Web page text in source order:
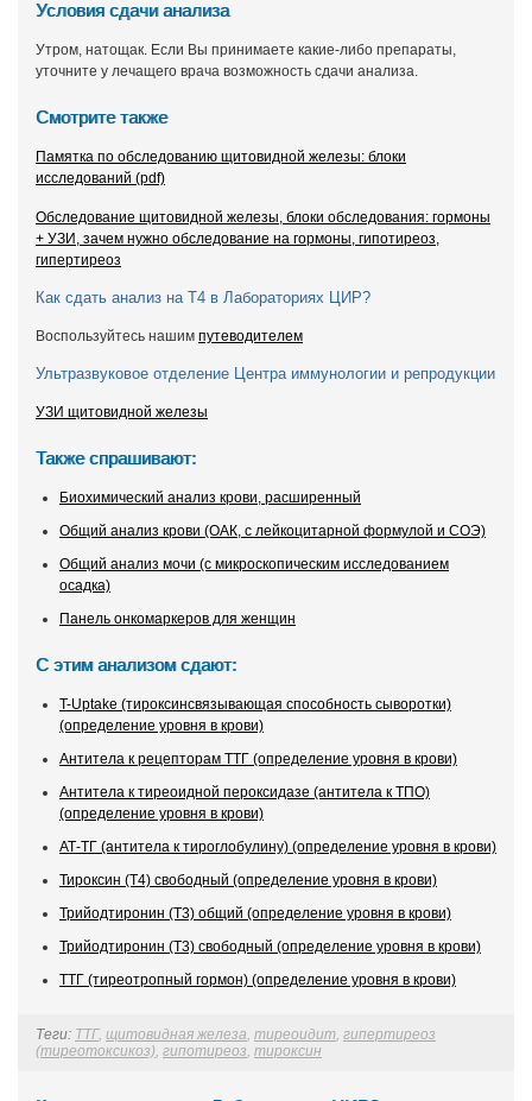
Условия сдачи анализа
Утром, натощак. Если Вы принимаете какие-либо препараты,
уточните у лечащего врача возможность сдачи анализа.
Смотрите также
Памятка по обследованию щитовидной железы: блоки
исследований (pdf)
Обследование щитовидной железы, блоки обследования: гормоны
+ УЗИ, зачем нужно обследование на гормоны, гипотиреоз,
гипертиреоз
Как сдать анализ на Т4 в Лабораториях ЦИР?
Воспользуйтесь нашим путеводителем
Ультразвуковое отделение Центра иммунологии и репродукции
УЗИ щитовидной железы
Также спрашивают:
Биохимический анализ крови, расширенный
Общий анализ крови (ОАК, с лейкоцитарной формулой и СОЭ)
Общий анализ мочи (с микроскопическим исследованием
осадка)
Панель онкомаркеров для женщин
С этим анализом сдают:
T-Uptake (тироксинсвязывающая способность сыворотки)
(определение уровня в крови)
Антитела к рецепторам ТТГ (определение уровня в крови)
Антитела к тиреоидной пероксидазе (антитела к ТПО)
(определение уровня в крови)
АТ-ТГ (антитела к тироглобулину) (определение уровня в крови)
Тироксин (Т4) свободный (определение уровня в крови)
Трийодтиронин (Т3) общий (определение уровня в крови)
Трийодтиронин (Т3) свободный (определение уровня в крови)
ТТГ (тиреотропный гормон) (определение уровня в крови)
Теги: ТТГ, щитовидная железа, тиреоидит, гипертиреоз
(тиреотоксикоз), гипотиреоз, тироксин